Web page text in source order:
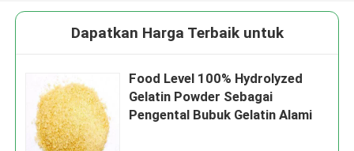
Dapatkan Harga Terbaik untuk
Food Level 100% Hydrolyzed
Gelatin Powder Sebagai
Pengental Bubuk Gelatin Alami